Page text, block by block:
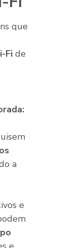
que
Fi de
a
e